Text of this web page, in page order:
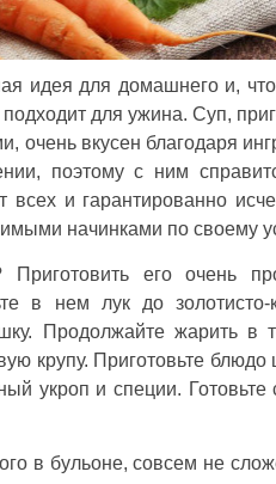
идея для домашнего и,
для ужина. Суп,
вкусен благодаря
поэтому с ним
всех и гарантированно
начинками по своему
Приготовить его очень
в нем лук до золотисто-
Продолжайте жарить в
крупу. Приготовьте блюдо
укроп и специи.
в бульоне, совсем не